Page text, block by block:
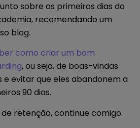
sobre os primeiros dias do
recomendando um
blog.
como criar um bom
, ou seja, de boas-vindas
e evitar que eles abandonem a
90 dias.
retenção, continue comigo.